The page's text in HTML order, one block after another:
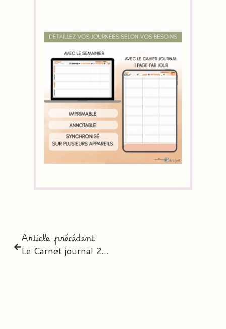
Article précédent
Le Carnet journal 2026-2027 – l’agenda digital personnalisé des professeurs des écoles